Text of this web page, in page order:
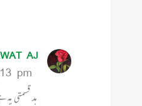
AJ
pm
بد قسمتی